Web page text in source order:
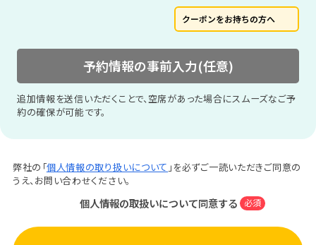
クーポンをお持ちの方へ
予約情報の事前入力(任意)
追加情報を送信いただくことで、空席があった場合にスムーズなご予
約の確保が可能です。
弊社の「個人情報の取り扱いについて 」を必ずご一読いただきご同意の
うえ、お問い合わせください。
個人情報の取扱いについて同意する 必須